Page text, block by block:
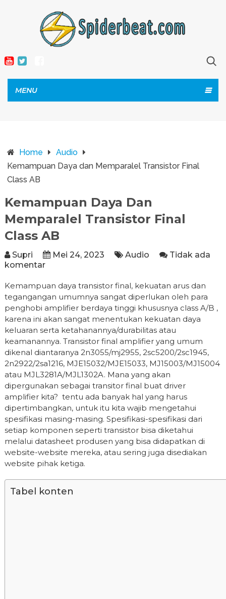
MENU
Home
Audio
Kemampuan Daya dan Memparalel Transistor Final
Class AB
Kemampuan Daya Dan
Memparalel Transistor Final
Class AB
Supri Mei 24, 2023 Audio
Tidak ada
komentar
Kemampuan daya transistor final, kekuatan arus dan
tegangangan umumnya sangat diperlukan oleh para
penghobi amplifier berdaya tinggi khususnya class A/B ,
karena ini akan sangat menentukan kekuatan daya
keluaran serta ketahanannya/durabilitas atau
keamanannya. Transistor final amplifier yang umum
dikenal diantaranya 2n3055/mj2955, 2sc5200/2sc1945,
2n2922/2sa1216, MJE15032/MJE15033, MJ15003/MJ15004
atau MJL3281A/MJL1302A. Mana yang akan
dipergunakan sebagai transitor final buat driver
amplifier kita? tentu ada banyak hal yang harus
dipertimbangkan, untuk itu kita wajib mengetahui
spesifikasi masing-masing. Spesifikasi-spesifikasi dari
setiap komponen seperti transistor bisa diketahui
melalui datasheet produsen yang bisa didapatkan di
website-website mereka, atau sering juga disediakan
website pihak ketiga.
Tabel konten